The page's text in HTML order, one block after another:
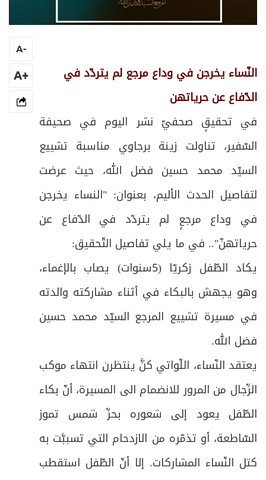
النّساء يخرجن في وداع مرجع لم يتردّد في
الدّفاع عن حرياتهن
في تحقيقٍ صحفيّ نشر اليوم في صحيفة
السّفير، تناولت زينة برجاوي مناسبة تشييع
السيّد محمد حسين فضل الله، حيث عرضت
لتفاصيل الحدث الأليم، بعنوان: "النساء يخرجن
في وداع مرجعٍ لم يتردّد في الدّفاع عن
حرياتهنّ".. في ما يلي تفاصيل التّحقيق:
يكاد الطّفل زكريّا (5سنوات) يصاب بالإغماء،
وهو يجهش بالبكاء في أثناء مشاركته والدته
في مسيرة تشييع المرجع السيّد محمد حسين
فضل الله.
يعتقد النّساء، اللّواتي كنَّ ينتظرن انتهاء موكب
الرِّجال من المرور للانضمام الى المسيرة، أنّ بكاء
الطّفل يعود إلى شعوره بحرِّ شمس تموز
السّاطعة، أو تذمّره من الازدحام التي تسببَّت به
كتل النّساء المشاركات. إلا أنّ الطّفل استقطب
-
A
+A